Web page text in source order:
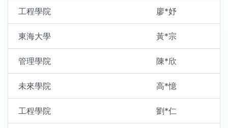
工程學院 廖*妤
東海大學 黃*宗
管理學院 陳*欣
未來學院 高*憶
工程學院 劉*仁